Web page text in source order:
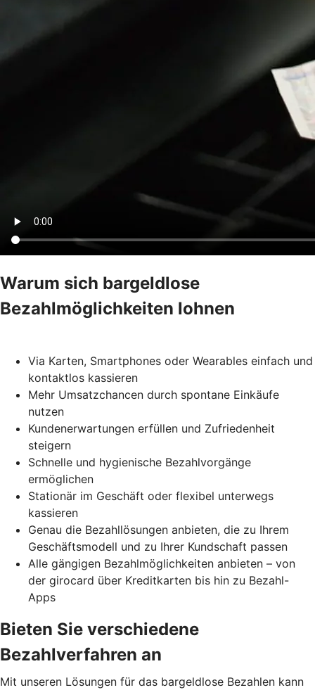
Warum sich bargeldlose
Bezahlmöglichkeiten lohnen
Via Karten, Smartphones oder Wearables einfach und
kontaktlos kassieren
Mehr Umsatzchancen durch spontane Einkäufe
nutzen
Kundenerwartungen erfüllen und Zufriedenheit
steigern
Schnelle und hygienische Bezahlvorgänge
ermöglichen
Stationär im Geschäft oder flexibel unterwegs
kassieren
Genau die Bezahllösungen anbieten, die zu Ihrem
Geschäftsmodell und zu Ihrer Kundschaft passen
Alle gängigen Bezahlmöglichkeiten anbieten – von
der girocard über Kreditkarten bis hin zu Bezahl-
Apps
Bieten Sie verschiedene
Bezahlverfahren an
Mit unseren Lösungen für das bargeldlose Bezahlen kann